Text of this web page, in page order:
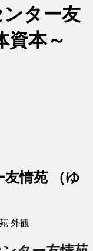
ンター友
資本～
友情苑 （ゆ